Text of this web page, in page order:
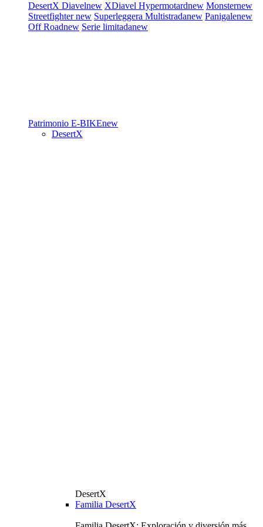
DesertX Diavelnew XDiavel Hypermotardnew Monsternew
Streetfighternew Superleggera Multistradanew Panigalenew
Off Roadnew Serie limitadanew
Patrimonio E-BIKEnew
DesertX
DesertX
Familia DesertX